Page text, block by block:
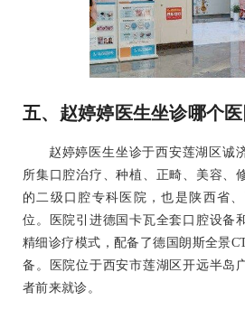
五、赵婷婷医生坐诊哪个医
赵婷婷医生坐诊于西安莲湖区诚
所集口腔治疗、种植、正畸、美容、
的二级口腔专科医院，也是陕西省
位。医院引进德国卡瓦全套口腔设备
精细诊疗模式，配备了德国朗斯全景
备。医院位于西安市莲湖区开远半岛
者前来就诊。